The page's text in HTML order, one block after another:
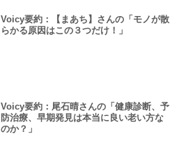
Voicy要約：【まあち】さんの「モノが散
らかる原因はこの３つだけ！」
Voicy要約：尾石晴さんの「健康診断、予
防治療、早期発見は本当に良い老い方な
のか？」